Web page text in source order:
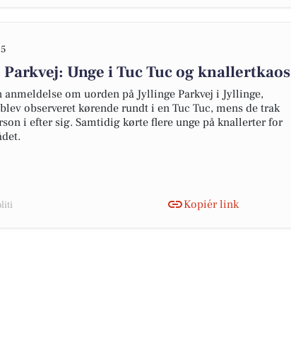
Unge i Tuc Tuc og knallertkaos
om uorden på Jyllinge Parkvej i Jyllinge,
observeret kørende rundt i en Tuc Tuc, mens de trak
i efter sig. Samtidig kørte flere unge på knallerter for
Kopiér link